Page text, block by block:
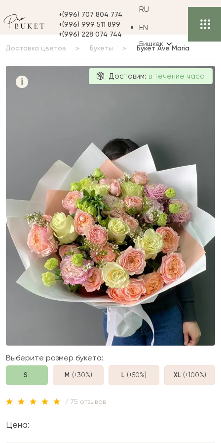
+(996) 707 804 774
+(996) 999 511 899
+(996) 228 074 744
RU
EN
Бишкек
Доставка цветов Букеты Букет Ave Maria
i
Ave
Доставим: в течение часа
Выберите размер букета:
S M (+30%) L (+50%) XL (+100%)
/ 75 отзывов
Цена: